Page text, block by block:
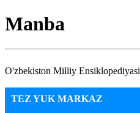
Manba
O'zbekiston Milliy Ensiklopediyasi
TEZ YUK MARKAZ